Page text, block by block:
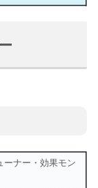
ーナー・効果モン